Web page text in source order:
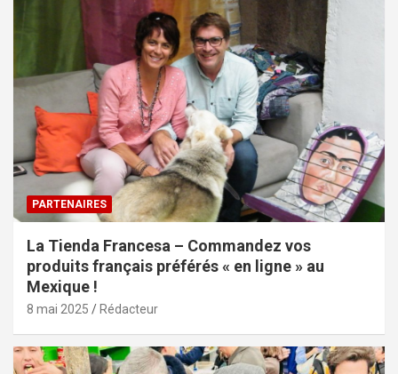
PARTENAIRES
La Tienda Francesa – Commandez vos
produits français préférés « en ligne » au
Mexique !
8 mai 2025 Rédacteur